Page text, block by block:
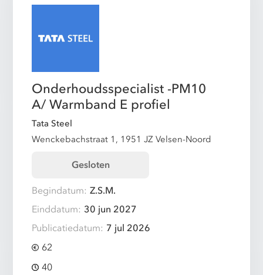
Onderhoudsspecialist -PM10
A/ Warmband E profiel
Tata Steel
Wenckebachstraat 1, 1951 JZ Velsen-Noord
Gesloten
Begindatum: Z.S.M.
Einddatum: 30 jun 2027
Publicatiedatum: 7 jul 2026
62
40